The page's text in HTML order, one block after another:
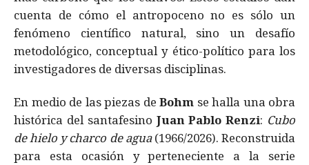
cuenta de cómo el antropoceno no es sólo un
fenómeno científico natural, sino un desafío
metodológico, conceptual y ético-político para los
investigadores de diversas disciplinas.
En medio de las piezas de Bohm se halla una obra
histórica del santafesino Juan Pablo Renzi: Cubo
de hielo y charco de agua(1966/2026). Reconstruida
para esta ocasión y perteneciente a la serie